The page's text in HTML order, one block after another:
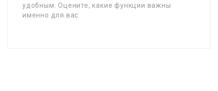
удобным. Оцените, какие функции важны
именно для вас.